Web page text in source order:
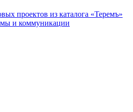
проектов из каталога «Теремъ»
и коммуникации